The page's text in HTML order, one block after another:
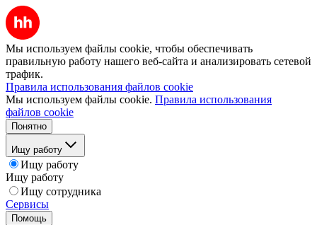
Мы используем файлы cookie, чтобы обеспечивать
правильную работу нашего веб-сайта и анализировать сетевой
трафик.
Правила использования файлов cookie
Мы используем файлы cookie. Правила использования
файлов cookie
Понятно
Ищу работу
Ищу работу
Ищу работу
Ищу сотрудника
Сервисы
Помощь